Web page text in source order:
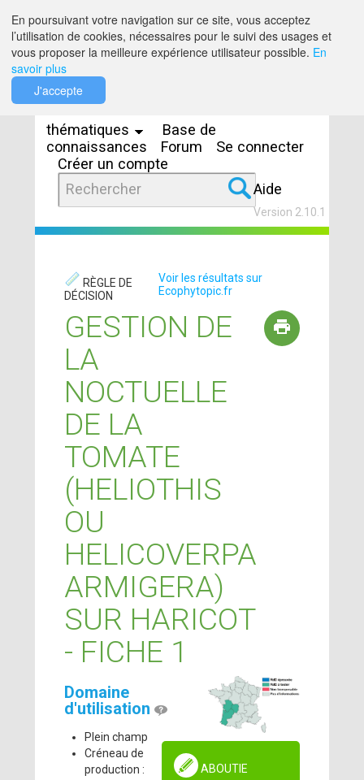
thématiques
Base de
connaissances
Forum
Se connecter
Créer un compte
Aide
Version 2.10.1
RÈGLE DE
DÉCISION
Voir les résultats sur
Ecophytopic.fr
GESTION DE
LA
NOCTUELLE
DE LA
TOMATE
(HELIOTHIS
OU
HELICOVERPA
ARMIGERA)
SUR HARICOT
- FICHE 1
Domaine
d'utilisation
Plein champ
Créneau de
production :
ABOUTIE
En poursuivant votre navigation sur ce site, vous acceptez
l’utilisation de cookies, nécessaires pour le suivi des usages et
vous proposer la meilleure expérience utilisateur possible. En
savoir plus
J'accepte